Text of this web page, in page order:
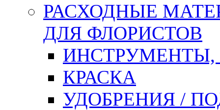
РАСХОДНЫЕ
ДЛЯ ФЛОРИСТОВ
ИНСТРУМЕНТЫ,
КРАСКА
УДОБРЕНИЯ /